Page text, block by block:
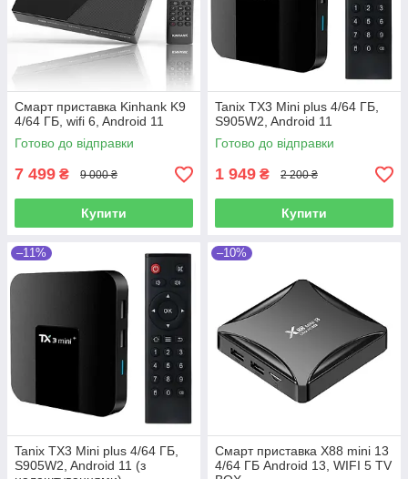
Смарт приставка Kinhank K9
4/64 ГБ, wifi 6, Android 11
Готово до відправки
7 499 ₴ 9 000 ₴
Купити
Tanix TX3 Mini plus 4/64 ГБ,
S905W2, Android 11
Готово до відправки
1 949 ₴ 2 200 ₴
Купити
–11%
Tanix TX3 Mini plus 4/64 ГБ,
S905W2, Android 11 (з
–10%
Смарт приставка X88 mini 13
4/64 ГБ Android 13, WIFI 5 TV